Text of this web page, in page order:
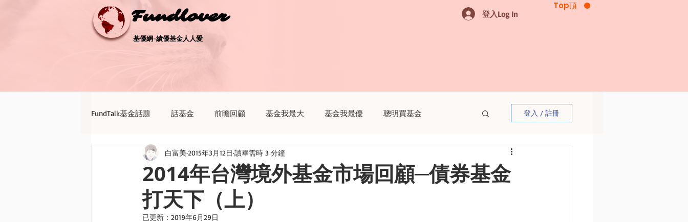
Fundlover
Fundlover
基優網-績優基金人人愛
基優網-績優基金人人愛
登入Log In
Top頂
FundTalk基金話題 話基金 前瞻回顧 基金我最大 基金我最優 聰明買基金
新聞點評 退休趣 聽基金
登入 / 註冊
2014年台灣境外基金市場回顧─債券基金
打天下（上）
白富美 2015年3月12日 讀畢需時 3 分鐘
已更新： 2019年6月29日